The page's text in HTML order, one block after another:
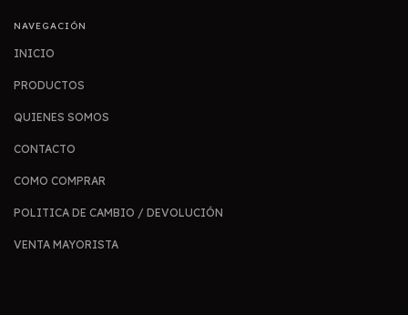
NAVEGACIÓN
INICIO
PRODUCTOS
QUIENES SOMOS
CONTACTO
COMO COMPRAR
POLITICA DE CAMBIO / DEVOLUCIÓN
VENTA MAYORISTA